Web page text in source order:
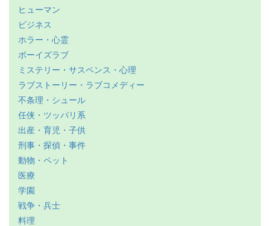
ヒューマン
ビジネス
ホラー・心霊
ボーイズラブ
ミステリー・サスペンス・心理
ラブストーリー・ラブコメディー
不条理・シュール
任侠・ツッパリ系
出産・育児・子供
刑事・探偵・事件
動物・ペット
医療
学園
戦争・兵士
料理